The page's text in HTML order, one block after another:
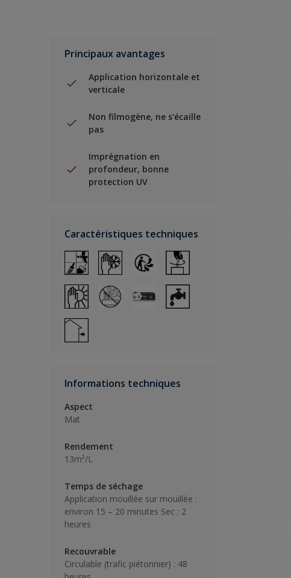
Principaux avantages
Application horizontale et
verticale
Non filmogène, ne s'écaille
pas
Imprégnation en
profondeur, bonne
protection UV
Caractéristiques techniques
Informations techniques
Aspect
Mat
Rendement
13m²/L
Temps de séchage
Application mouillée sur mouillée :
environ 15 – 20 minutes Sec : 2
heures
Recouvrable
Circulable (trafic piétonnier) : 48